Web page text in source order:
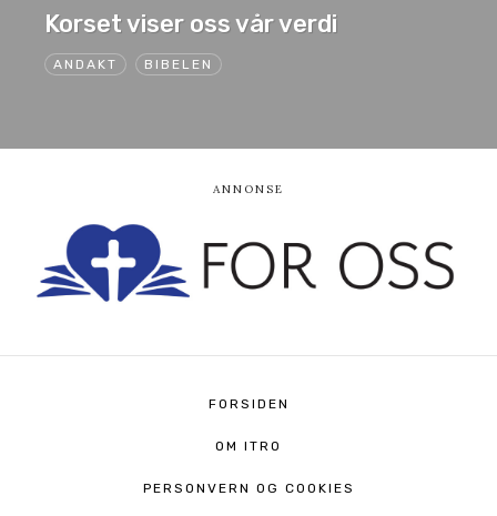
ANDAKT BIBELEN
Korset viser oss vår verdi
FORSIDEN
OM ITRO
PERSONVERN OG COOKIES